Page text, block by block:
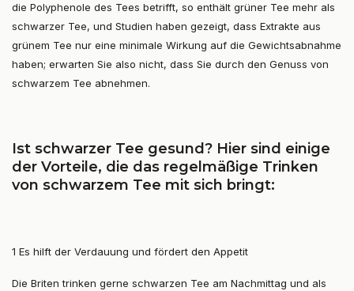
die Polyphenole des Tees betrifft, so enthält grüner Tee mehr als
schwarzer Tee, und Studien haben gezeigt, dass Extrakte aus
grünem Tee nur eine minimale Wirkung auf die Gewichtsabnahme
haben; erwarten Sie also nicht, dass Sie durch den Genuss von
schwarzem Tee abnehmen.
Ist schwarzer Tee gesund? Hier sind einige
der Vorteile, die das regelmäßige Trinken
von schwarzem Tee mit sich bringt:
1 Es hilft der Verdauung und fördert den Appetit
Die Briten trinken gerne schwarzen Tee am Nachmittag und als